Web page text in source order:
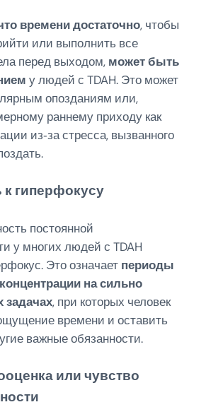
времени достаточно, чтобы
или выполнить все
перед выходом, может быть
у людей с TDAH. Это может
опозданиям или,
раннему приходу как
из‑за стресса, вызванного
гиперфокусу
постоянной
у многих людей с TDAH
Это означает периоды
на сильно
, при которых человек
времени и оставить
важные обязанности.
или чувство